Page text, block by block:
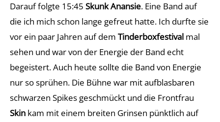
Darauf folgte 15:45 Skunk Anansie. Eine Band auf
die ich mich schon lange gefreut hatte. Ich durfte sie
vor ein paar Jahren auf dem Tinderboxfestival mal
sehen und war von der Energie der Band echt
begeistert. Auch heute sollte die Band von Energie
nur so sprühen. Die Bühne war mit aufblasbaren
schwarzen Spikes geschmückt und die Frontfrau
Skin kam mit einem breiten Grinsen pünktlich auf